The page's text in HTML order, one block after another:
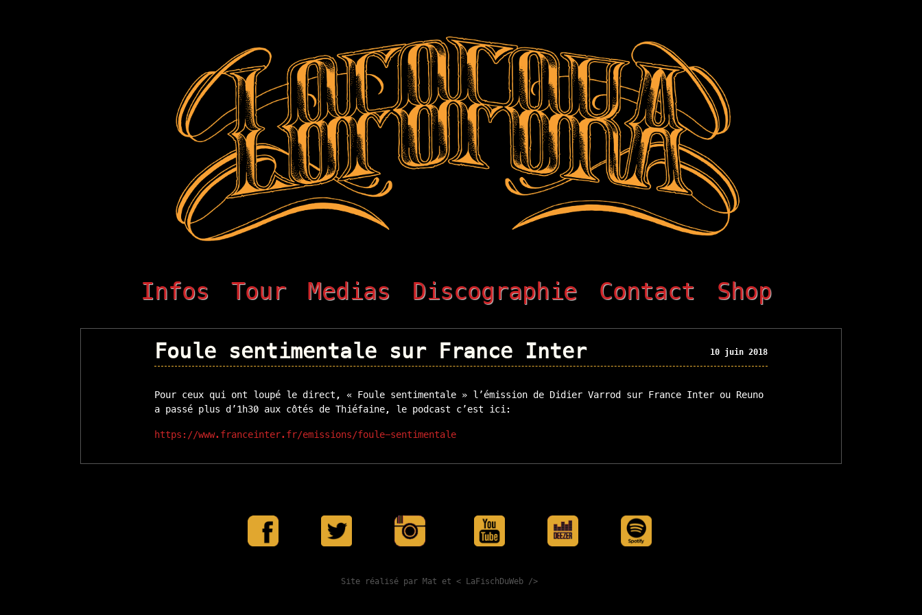
Infos Tour Medias Discographie Contact Shop
Foule sentimentale sur France Inter 10 juin 2018
Pour ceux qui ont loupé le direct, « Foule sentimentale » l’émission de Didier Varrod sur France Inter ou Reuno
a passé plus d’1h30 aux côtés de Thiéfaine, le podcast c’est ici:
https://www.franceinter.fr/emissions/foule-sentimentale
Site réalisé par Mat et < LaFischDuWeb />